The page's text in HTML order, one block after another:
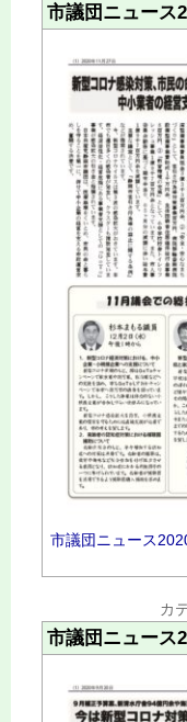
市議団ニュース
市議団ニュース
カ
市議団ニュース